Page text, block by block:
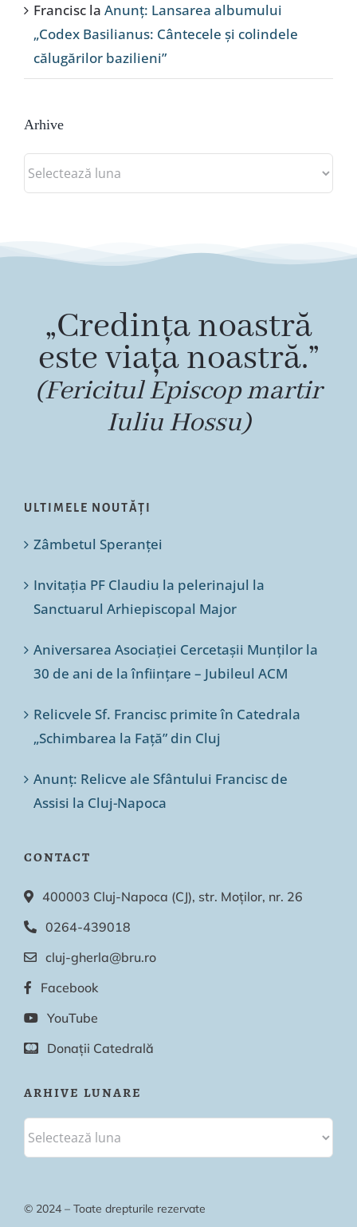
Francisc la Anunț: Lansarea albumului
„Codex Basilianus: Cântecele și colindele
călugărilor bazilieni”
Arhive
Arhive
„Credința noastră
este viața noastră.”
(Fericitul Episcop martir
Iuliu Hossu)
ULTIMELE NOUTĂȚI
Zâmbetul Speranței
Invitația PF Claudiu la pelerinajul la
Sanctuarul Arhiepiscopal Major
Aniversarea Asociației Cercetașii Munților la
30 de ani de la înființare – Jubileul ACM
Relicvele Sf. Francisc primite în Catedrala
„Schimbarea la Față” din Cluj
Anunț: Relicve ale Sfântului Francisc de
Assisi la Cluj-Napoca
CONTACT
400003 Cluj-Napoca (CJ), str. Moților, nr. 26
0264-439018
cluj-gherla@bru.ro
Facebook
YouTube
Donații Catedrală
ARHIVE LUNARE
© 2024 – Toate drepturile rezervate